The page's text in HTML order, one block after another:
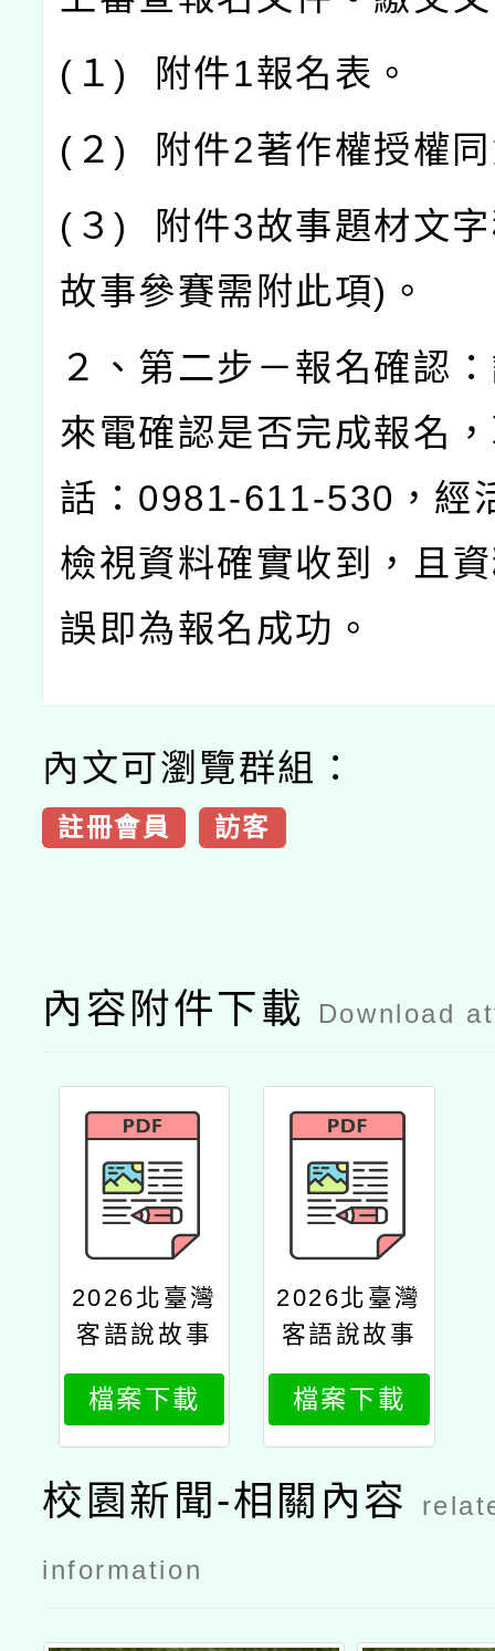
( １) 附件1報名表。
( ２) 附件2著作權授權
( ３) 附件3故事題材文
故事參賽需附此項) 。
２、第二步－報名確認
來電確認是否完成報名
話： 0981-611-530 ，經
檢視資料確實收到，且
誤即為報名成功。
內文可瀏覽群組：
註冊會員 訪客
內容附件下載 Download
2026北臺灣
客語說故事
比賽公文
檔案下載
2026北臺灣
客語說故事
比賽報名簡
章
檔案下載
校園新聞-相關內容
information